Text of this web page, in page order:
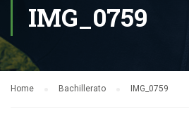
IMG_0759
Home Bachillerato IMG_0759